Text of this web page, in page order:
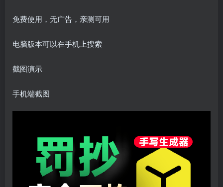
免费使用，无广告，亲测可用
电脑版本可以在手机上搜索
截图演示
手机端截图